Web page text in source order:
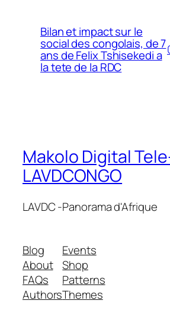
Bilan et impact sur le
social des congolais, de 7
ans de Felix Tshisekedi a
la tete de la RDC
Makolo Digital
LAVDCONGO
LAVDC -Panorama d'Afrique
Blog
About
FAQs
Authors
Events
Shop
Patterns
Themes